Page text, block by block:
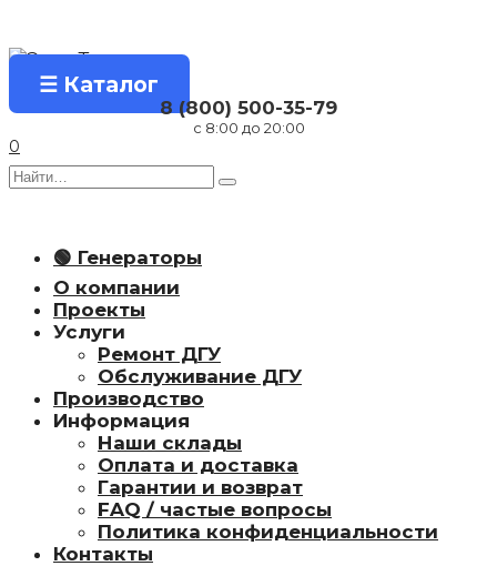
содержанию
☰ Каталог
8 (800) 500-35-79
с 8:00 до 20:00
0
Search
for:
🟢 Генераторы
О компании
Проекты
Услуги
Ремонт ДГУ
Обслуживание ДГУ
Производство
Информация
Наши склады
Оплата и доставка
Гарантии и возврат
FAQ / частые вопросы
Политика конфиденциальности
Контакты